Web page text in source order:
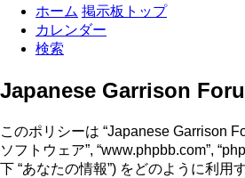
ホーム 掲示板トップ
カレンダー
検索
Japanese Garrison
このポリシーは “Japanese Garrison
ソフトウェア”, “www.phpbb.com”,
下 “あなたの情報”) をどのように利用